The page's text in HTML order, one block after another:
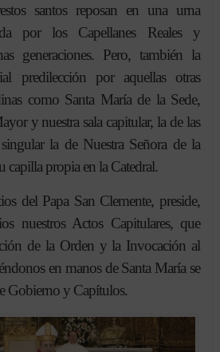
santos reposan en una urna
por los Capellanes Reales y
generaciones. Pero, también la
predilección por aquellas otras
como Santa María de la Sede,
y nuestra sala capitular, la de las
la de Nuestra Señora de la
capilla propia en la Catedral.
del Papa San Clemente, preside,
nuestros Actos Capitulares, que
de la Orden y la Invocación al
en manos de Santa María se
Gobierno y Capítulos.